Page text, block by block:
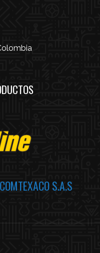
COMTEXACO S.A.S